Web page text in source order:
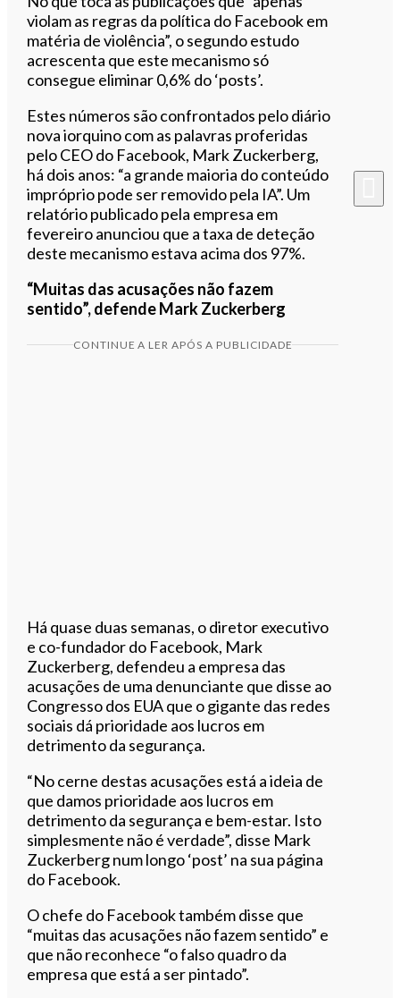
violam as regras da política do Facebook em
matéria de violência”, o segundo estudo
acrescenta que este mecanismo só
consegue eliminar 0,6% do ‘posts’.
Estes números são confrontados pelo diário
nova iorquino com as palavras proferidas
pelo CEO do Facebook, Mark Zuckerberg,
há dois anos: “a grande maioria do conteúdo
impróprio pode ser removido pela IA”. Um
relatório publicado pela empresa em
fevereiro anunciou que a taxa de deteção
deste mecanismo estava acima dos 97%.
“Muitas das acusações não fazem
sentido”, defende Mark Zuckerberg
CONTINUE A LER APÓS A PUBLICIDADE
Há quase duas semanas, o diretor executivo
e co-fundador do Facebook, Mark
Zuckerberg, defendeu a empresa das
acusações de uma denunciante que disse ao
Congresso dos EUA que o gigante das redes
sociais dá prioridade aos lucros em
detrimento da segurança.
“No cerne destas acusações está a ideia de
que damos prioridade aos lucros em
detrimento da segurança e bem-estar. Isto
simplesmente não é verdade”, disse Mark
Zuckerberg num longo ‘post’ na sua página
do Facebook.
O chefe do Facebook também disse que
“muitas das acusações não fazem sentido” e
que não reconhece “o falso quadro da
empresa que está a ser pintado”.